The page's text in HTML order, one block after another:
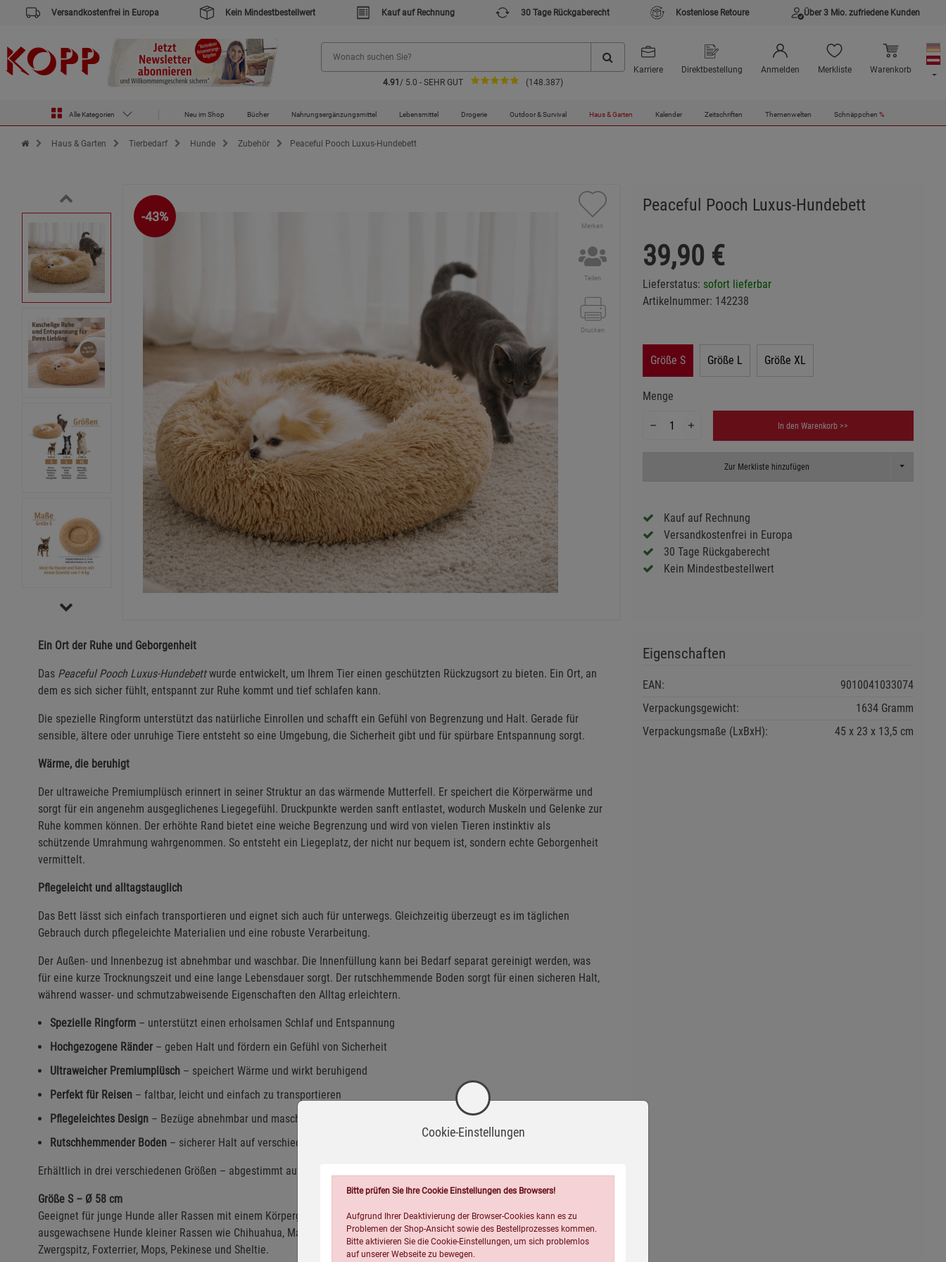
Versandkostenfrei in Europa Kein Mindestbestellwert Kauf auf Rechnung 30 Tage Rückgaberecht Kostenlose Retoure Über 3 Mio. zufriedene Kunden
4.91 / 5.0 - SEHR GUT (148.387)
Karriere Direktbestellung Anmelden Merkliste Warenkorb
Alle Kategorien Neu im Shop Bücher Nahrungsergänzungsmittel Lebensmittel Drogerie Outdoor & Survival Haus & Garten Kalender Zeitschriften Themenwelten Schnäppchen %
Zur Startseite des Kopp Verlag Online-Shop
Haus & Garten Tierbedarf Hunde Zubehör Peaceful Pooch Luxus-Hundebett
-43%
Merken
Teilen
Drucken
Peaceful Pooch Luxus-Hundebett
39,90 €
Lieferstatus: sofort lieferbar
Artikelnummer: 142238
Größe S Größe L Größe XL
Menge
In den Warenkorb >>
Zur Merkliste hinzufügen Toggle
Kauf auf Rechnung
Versandkostenfrei in Europa
30 Tage Rückgaberecht
Kein Mindestbestellwert
Ein Ort der Ruhe und Geborgenheit
Das Peaceful Pooch Luxus-Hundebettwurde entwickelt, um Ihrem Tier einen geschützten Rückzugsort zu bieten. Ein Ort, an
dem es sich sicher fühlt, entspannt zur Ruhe kommt und tief schlafen kann.
Die spezielle Ringform unterstützt das natürliche Einrollen und schafft ein Gefühl von Begrenzung und Halt. Gerade für
sensible, ältere oder unruhige Tiere entsteht so eine Umgebung, die Sicherheit gibt und für spürbare Entspannung sorgt.
Wärme, die beruhigt
Der ultraweiche Premiumplüsch erinnert in seiner Struktur an das wärmende Mutterfell. Er speichert die Körperwärme und
sorgt für ein angenehm ausgeglichenes Liegegefühl. Druckpunkte werden sanft entlastet, wodurch Muskeln und Gelenke zur
Ruhe kommen können. Der erhöhte Rand bietet eine weiche Begrenzung und wird von vielen Tieren instinktiv als
schützende Umrahmung wahrgenommen. So entsteht ein Liegeplatz, der nicht nur bequem ist, sondern echte Geborgenheit
vermittelt.
Pflegeleicht und alltagstauglich
Das Bett lässt sich einfach transportieren und eignet sich auch für unterwegs. Gleichzeitig überzeugt es im täglichen
Gebrauch durch pflegeleichte Materialien und eine robuste Verarbeitung.
Der Außen- und Innenbezug ist abnehmbar und waschbar. Die Innenfüllung kann bei Bedarf separat gereinigt werden, was
für eine kurze Trocknungszeit und eine lange Lebensdauer sorgt. Der rutschhemmende Boden sorgt für einen sicheren Halt,
während wasser- und schmutzabweisende Eigenschaften den Alltag erleichtern.
Spezielle Ringform – unterstützt einen erholsamen Schlaf und Entspannung
Hochgezogene Ränder – geben Halt und fördern ein Gefühl von Sicherheit
Ultraweicher Premiumplüsch – speichert Wärme und wirkt beruhigend
Perfekt für Reisen – faltbar, leicht und einfach zu transportieren
Pflegeleichtes Design – Bezüge abnehmbar und maschinenwaschbar
Rutschhemmender Boden – sicherer Halt auf verschiedenen Untergründen
Erhältlich in drei verschiedenen Größen – abgestimmt auf unterschiedliche Rassen und Bedürfnisse.
Größe S – Ø 58 cm
Geeignet für junge Hunde aller Rassen mit einem Körpergewicht von 1–8 kg sowie für Katzen. Auch ideal für
ausgewachsene Hunde kleiner Rassen wie Chihuahua, Malteser, Dackel, Yorkshire Terrier, Zwergpudel, Zwergschnauzer,
Zwergspitz, Foxterrier, Mops, Pekinese und Sheltie.
Eigenschaften
EAN:
9010041033074
Verpackungsgewicht:
1634 Gramm
Verpackungsmaße (LxBxH):
45 23 13,5 cm
Cookie-Einstellungen
Bitte prüfen Sie Ihre Cookie Einstellungen des Browsers!
Aufgrund Ihrer Deaktivierung der Browser-Cookies kann es zu
Problemen der Shop-Ansicht sowie des Bestellprozesses kommen.
Bitte aktivieren Sie die Cookie-Einstellungen, um sich problemlos
auf unserer Webseite zu bewegen.